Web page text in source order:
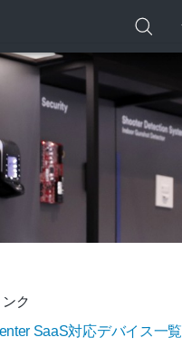
ク
SaaS対応デバイス一覧